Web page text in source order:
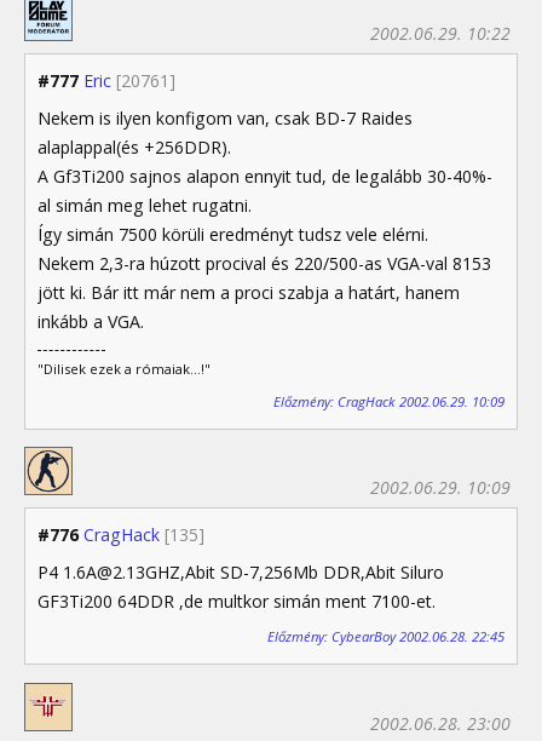
#777 Eric [20761]
2002.06.29. 10:22
Nekem is ilyen konfigom van, csak BD-7 Raides
alaplappal(és +256DDR).
A Gf3Ti200 sajnos alapon ennyit tud, de legalább 30-40%-
al simán meg lehet rugatni.
Így simán 7500 körüli eredményt tudsz vele elérni.
Nekem 2,3-ra húzott procival és 220/500-as VGA-val 8153
jött ki. Bár itt már nem a proci szabja a határt, hanem
inkább a VGA.
"Dilisek ezek a rómaiak...!"
Előzmény: CragHack 2002.06.29. 10:09
#776 CragHack [135]
2002.06.29. 10:09
P4 1.6A@2.13GHZ,Abit SD-7,256Mb DDR,Abit Siluro
GF3Ti200 64DDR ,de multkor simán ment 7100-et.
Előzmény: CybearBoy 2002.06.28. 22:45
2002.06.28. 23:00